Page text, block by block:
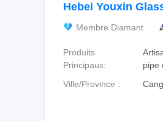
Hebei Youxin
Membre Diamant
Produits
Principaux:
pipe
Ville/Province :